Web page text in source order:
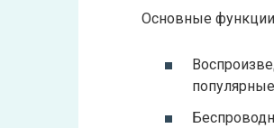
Основные